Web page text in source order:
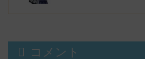
コメント